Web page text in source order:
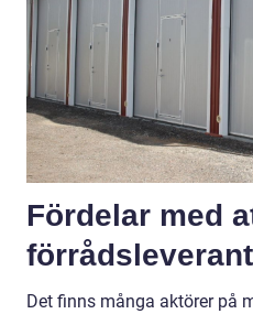
Fördelar med
Det finns många aktörer på